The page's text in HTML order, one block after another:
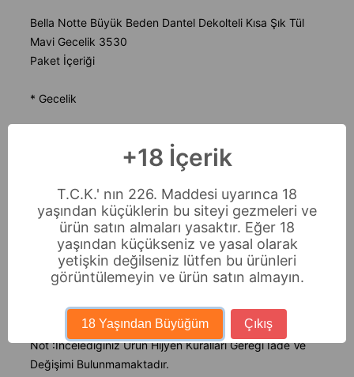
Bella Notte Büyük Beden Dantel Dekolteli Kısa Şık Tül
Mavi Gecelik 3530
Paket İçeriği
* Gecelik
Büyük beden fantazi gecelik modellerimizi siz değerli
müsterilerimizin beğenisine sunuyoruz.
Ürünümüz ince tül ve dantelden üretilmişdir.Transparan
yapısı sayesinde fantazi gecelik katagorisinde en çok
tercih edilen modeller arasıdadır.
%100 poyester
Not :İncelediginiz Ürün Hijyen Kuralları Gereği İade Ve
Değişimi Bulunmamaktadır.
+18 İçerik
T.C.K.' nın 226. Maddesi uyarınca 18
yaşından küçüklerin bu siteyi gezmeleri ve
ürün satın almaları yasaktır. Eğer 18
yaşından küçükseniz ve yasal olarak
yetişkin değilseniz lütfen bu ürünleri
görüntülemeyin ve ürün satın almayın.
18 Yaşından Büyüğüm Çıkış